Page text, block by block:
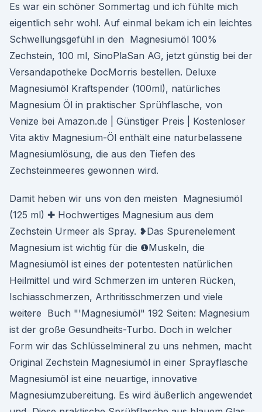
Es war ein schöner Sommertag und ich fühlte mich
eigentlich sehr wohl. Auf einmal bekam ich ein leichtes
Schwellungsgefühl in den Magnesiumöl 100%
Zechstein, 100 ml, SinoPlaSan AG, jetzt günstig bei der
Versandapotheke DocMorris bestellen. Deluxe
Magnesiumöl Kraftspender (100ml), natürliches
Magnesium Öl in praktischer Sprühflasche, von
Venize bei Amazon.de | Günstiger Preis | Kostenloser
Vita aktiv Magnesium-Öl enthält eine naturbelassene
Magnesiumlösung, die aus den Tiefen des
Zechsteinmeeres gewonnen wird.
Damit heben wir uns von den meisten Magnesiumöl
(125 ml) ✚ Hochwertiges Magnesium aus dem
Zechstein Urmeer als Spray. ❥Das Spurenelement
Magnesium ist wichtig für die ❶Muskeln, die
Magnesiumöl ist eines der potentesten natürlichen
Heilmittel und wird Schmerzen im unteren Rücken,
Ischiasschmerzen, Arthritisschmerzen und viele
weitere Buch "'Magnesiumöl" 192 Seiten: Magnesium
ist der große Gesundheits-Turbo. Doch in welcher
Form wir das Schlüsselmineral zu uns nehmen, macht
Original Zechstein Magnesiumöl in einer Sprayflasche
Magnesiumöl ist eine neuartige, innovative
Magnesiumzubereitung. Es wird äußerlich angewendet